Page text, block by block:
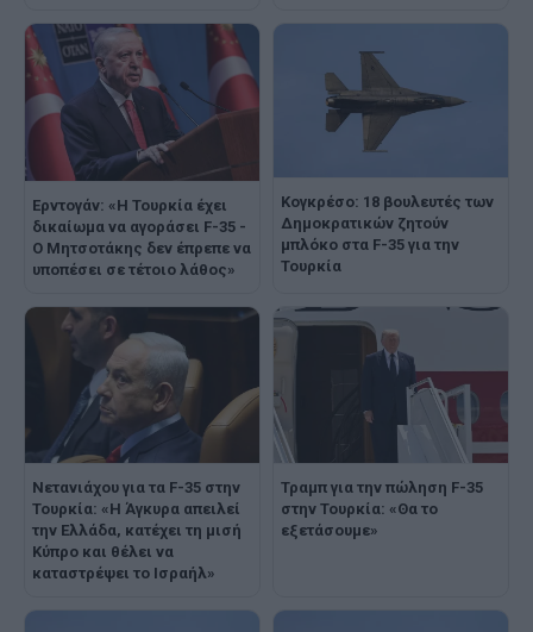
Ερντογάν: «Η Τουρκία έχει
δικαίωμα να αγοράσει F-35 -
Ο Μητσοτάκης δεν έπρεπε να
υποπέσει σε τέτοιο λάθος»
Κογκρέσο: 18 βουλευτές των
Δημοκρατικών ζητούν
μπλόκο στα F-35 για την
Τουρκία
Νετανιάχου για τα F-35 στην
Τουρκία: «Η Άγκυρα απειλεί
την Ελλάδα, κατέχει τη μισή
Κύπρο και θέλει να
καταστρέψει το Ισραήλ»
Τραμπ για την πώληση F-35
στην Τουρκία: «Θα το
εξετάσουμε»